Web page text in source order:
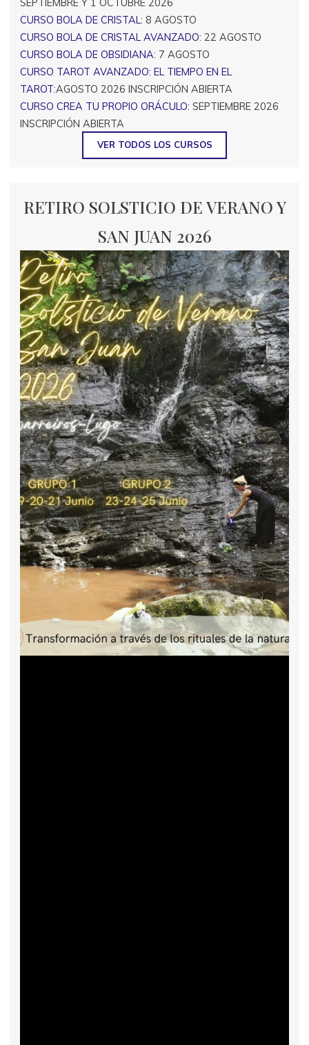
SEPTIEMBRE Y 1 OCTUBRE 2026
CURSO BOLA DE CRISTAL: 8 AGOSTO
CURSO BOLA DE CRISTAL AVANZADO: 22 AGOSTO
CURSO BOLA DE OBSIDIANA: 7 AGOSTO
CURSO TAROT AVANZADO: EL TIEMPO EN EL
TAROT:AGOSTO 2026 INSCRIPCIÓN ABIERTA
CURSO CREA TU PROPIO ORÁCULO: SEPTIEMBRE 2026
INSCRIPCIÓN ABIERTA
VER TODOS LOS CURSOS
RETIRO SOLSTICIO DE VERANO Y
SAN JUAN 2026